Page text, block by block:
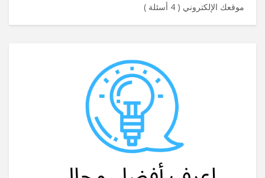
موقعك الإلكتروني ( 4 أسئلة )